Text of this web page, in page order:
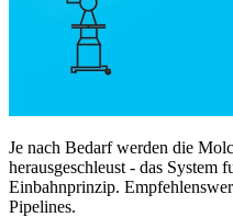
Je nach Bedarf werden die
herausgeschleust - das System
Einbahnprinzip.
Pipelines.